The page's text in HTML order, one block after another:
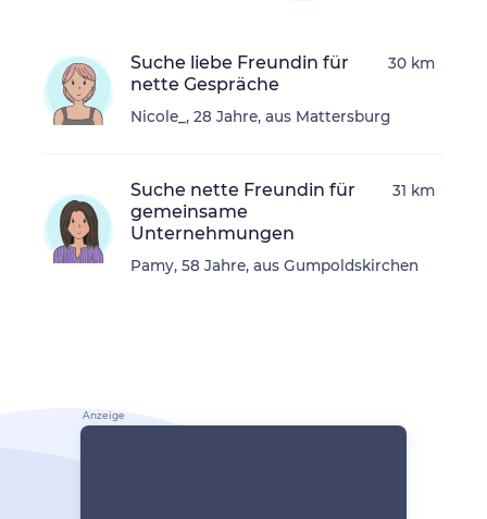
Suche liebe Freundin für
nette Gespräche
Nicole_, 28 Jahre, aus Mattersburg
30 km
Suche nette Freundin für
gemeinsame
Unternehmungen
Pamy, 58 Jahre, aus Gumpoldskirchen
31 km